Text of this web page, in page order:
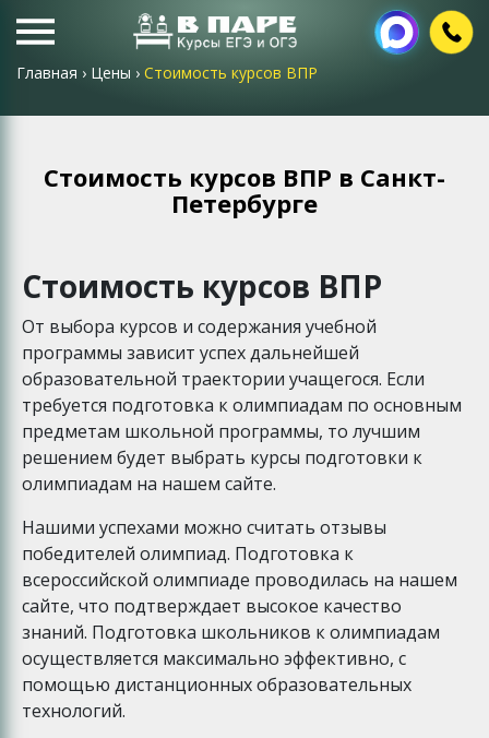
Главная › Цены › Стоимость курсов ВПР
Стоимость курсов ВПР в Санкт-
Петербурге
Стоимость курсов ВПР
От выбора курсов и содержания учебной
программы зависит успех дальнейшей
образовательной траектории учащегося. Если
требуется подготовка к олимпиадам по основным
предметам школьной программы, то лучшим
решением будет выбрать курсы подготовки к
олимпиадам на нашем сайте.
Нашими успехами можно считать отзывы
победителей олимпиад. Подготовка к
всероссийской олимпиаде проводилась на нашем
сайте, что подтверждает высокое качество
знаний. Подготовка школьников к олимпиадам
осуществляется максимально эффективно, с
помощью дистанционных образовательных
технологий.